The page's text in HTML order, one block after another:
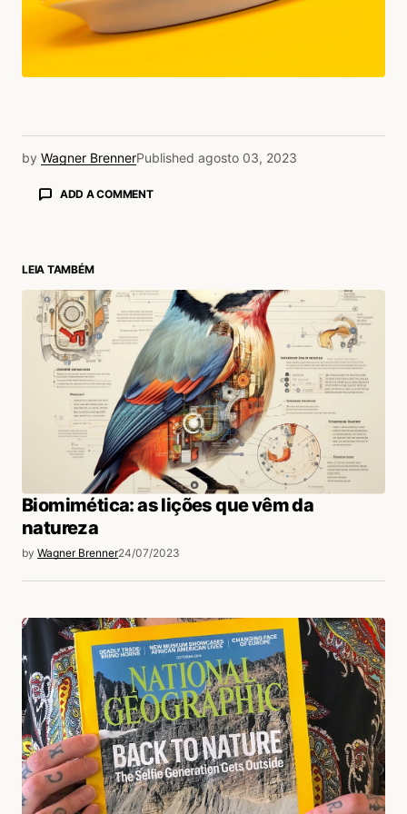
by Wagner BrennerPublished agosto 03, 2023
ADD A COMMENT
LEIA TAMBÉM
Biomimética: as lições que vêm da
natureza
by Wagner Brenner24/07/2023